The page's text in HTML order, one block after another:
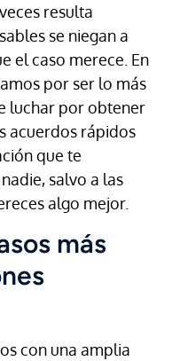
resulta
se niegan a
el caso merece. En
por ser lo más
luchar por obtener
acuerdos rápidos
que te
salvo a las
algo mejor.
más
con una amplia